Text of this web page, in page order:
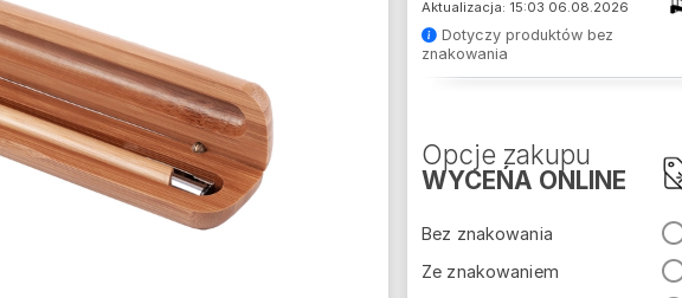
Aktualizacja: 15:03 06.08.2026
Dotyczy produktów bez
znakowania
Opcje zakupu
WYCEŃA ONLINE
Bez znakowania
Ze znakowaniem